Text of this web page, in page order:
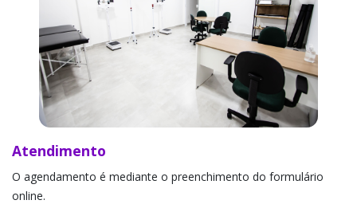
Atendimento
O agendamento é mediante o preenchimento do formulário
online.